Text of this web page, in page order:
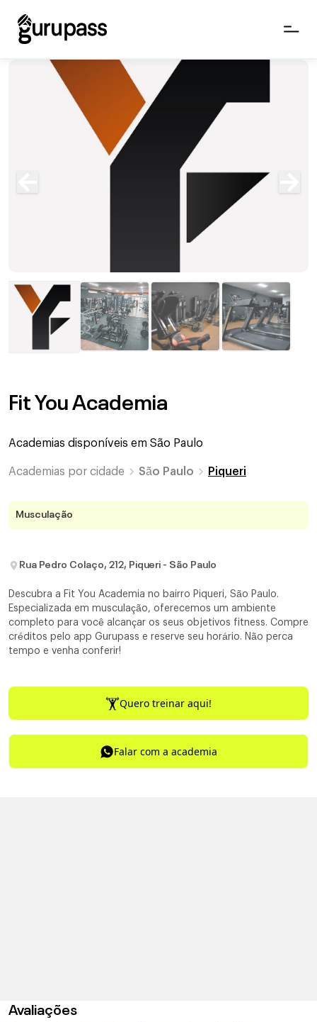
Fit You Academia
Academias disponíveis em São Paulo
Academias por cidade São Paulo Piqueri
Musculação
Rua Pedro Colaço, 212, Piqueri - São Paulo
Descubra a Fit You Academia no bairro Piqueri, São Paulo.
Especializada em musculação, oferecemos um ambiente
completo para você alcançar os seus objetivos fitness. Compre
créditos pelo app Gurupass e reserve seu horário. Não perca
tempo e venha conferir!
Quero treinar aqui!
Falar com a academia
Avaliações